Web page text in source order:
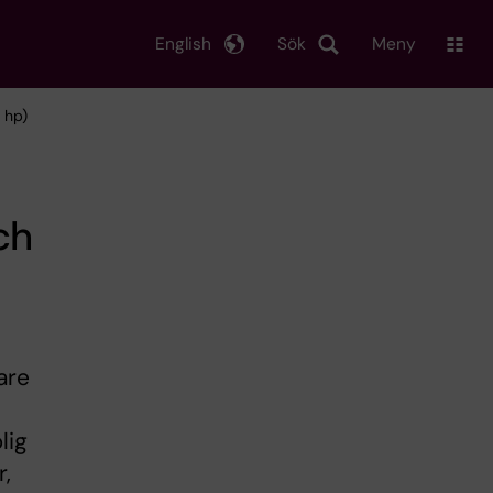
Sök
English Meny
hp)